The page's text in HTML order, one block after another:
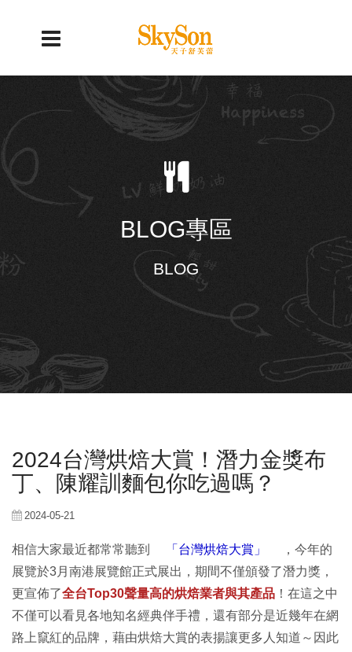
BLOG專區
BLOG
2024台灣烘焙大賞！潛力金獎布
丁、陳耀訓麵包你吃過嗎？
2024-05-21
相信大家最近都常常聽到 「台灣烘焙大賞」
，今年的
展覽於3月南港展覽館正式展出，期間不僅頒發了潛力獎，
更宣佈了全台Top30聲量高的烘焙業者與其產品 ！在這之中
不僅可以看見各地知名經典伴手禮，還有部分是近幾年在網
路上竄紅的品牌，藉由烘焙大賞的表揚讓更多人知道～因此